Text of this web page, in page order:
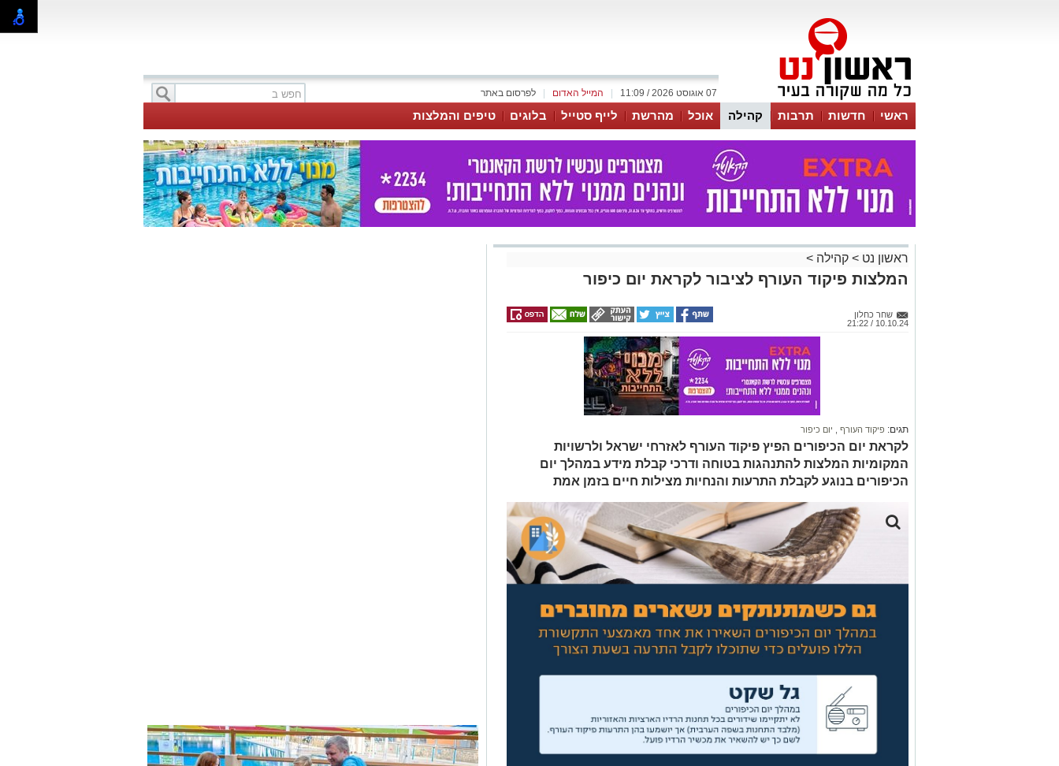
לפרסום באתר המייל האדום 07 אוגוסט 2026 / 11:09
ראשי חדשות תרבות קהילה אוכל מהרשת לייף סטייל בלוגים טיפים והמלצות
ראשון נט > קהילה >
המלצות פיקוד העורף לציבור לקראת יום כיפור
שחר כחלון
10.10.24 / 21:22
תגים: פיקוד העורף יום כיפור
לקראת יום הכיפורים הפיץ פיקוד העורף לאזרחי ישראל ולרשויות
המקומיות המלצות להתנהגות בטוחה ודרכי קבלת מידע במהלך יום
הכיפורים בנוגע לקבלת התרעות והנחיות מצילות חיים בזמן אמת